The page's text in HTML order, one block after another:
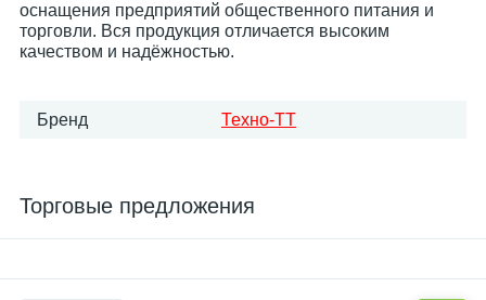
оснащения предприятий общественного питания и
торговли. Вся продукция отличается высоким
качеством и надёжностью.
Бренд Техно-ТТ
Торговые предложения